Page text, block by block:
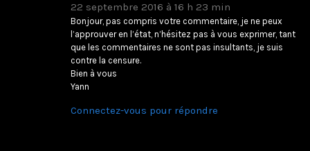
22 septembre 2016 à 16 h 23 min
Bonjour, pas compris votre commentaire, je ne peux
l’approuver en l’état, n’hésitez pas à vous exprimer, tant
que les commentaires ne sont pas insultants, je suis
contre la censure.
Bien à vous
Yann
Connectez-vous pour répondre